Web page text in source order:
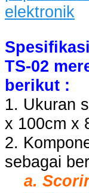
TS-02
berikut :
1. Ukuran
x 100cm x
2.
sebagai
a.